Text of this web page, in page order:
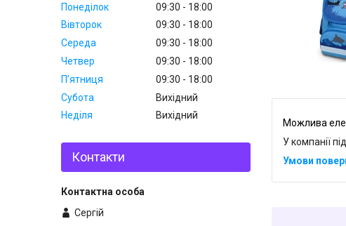
У компанії
Понеділок 09:30
18:00
Вівторок
09:30
18:00
Середа
09:30
18:00
Четвер
09:30
18:00
Пʼятниця
09:30
18:00
Субота
Вихідний
Неділя
Вихідний
Контакти
Сергій